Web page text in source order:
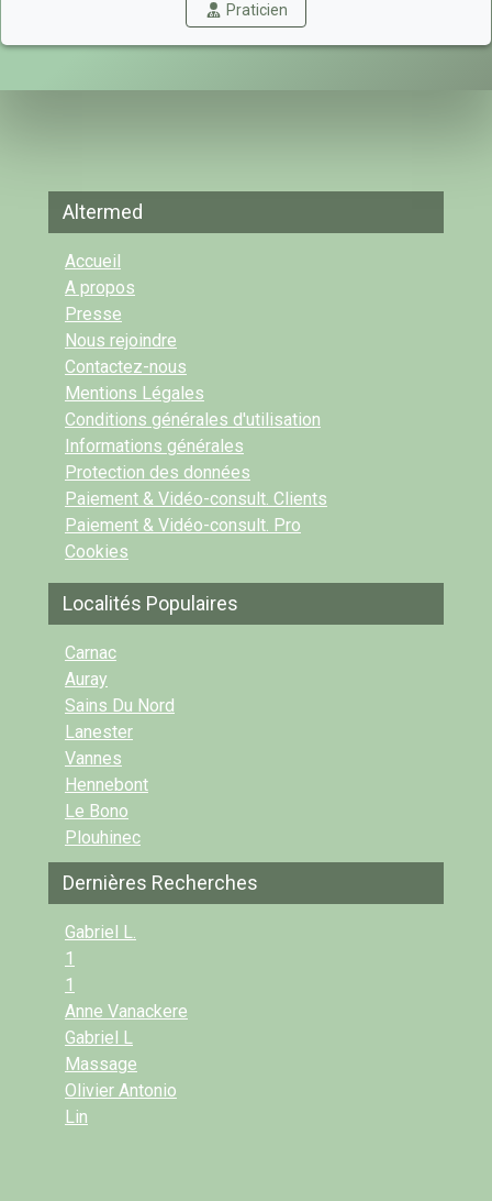
Praticien
Altermed
Accueil
A propos
Presse
Nous rejoindre
Contactez-nous
Mentions Légales
Conditions générales d'utilisation
Informations générales
Protection des données
Paiement & Vidéo-consult. Clients
Paiement & Vidéo-consult. Pro
Cookies
Localités Populaires
Carnac
Auray
Sains Du Nord
Lanester
Vannes
Hennebont
Le Bono
Plouhinec
Dernières Recherches
Gabriel L.
1
1
Anne Vanackere
Gabriel L
Massage
Olivier Antonio
Lin